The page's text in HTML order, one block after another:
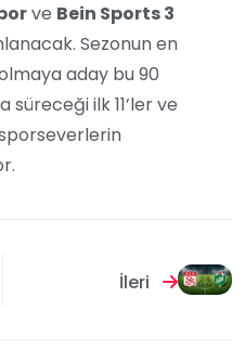
ve Bein Sports 3
Sezonun en
aday bu 90
süreceği ilk 11’ler ve
İleri